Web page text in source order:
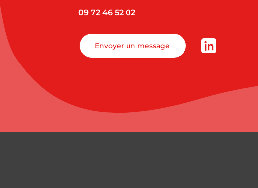
09 72 46 52 02
Envoyer un message